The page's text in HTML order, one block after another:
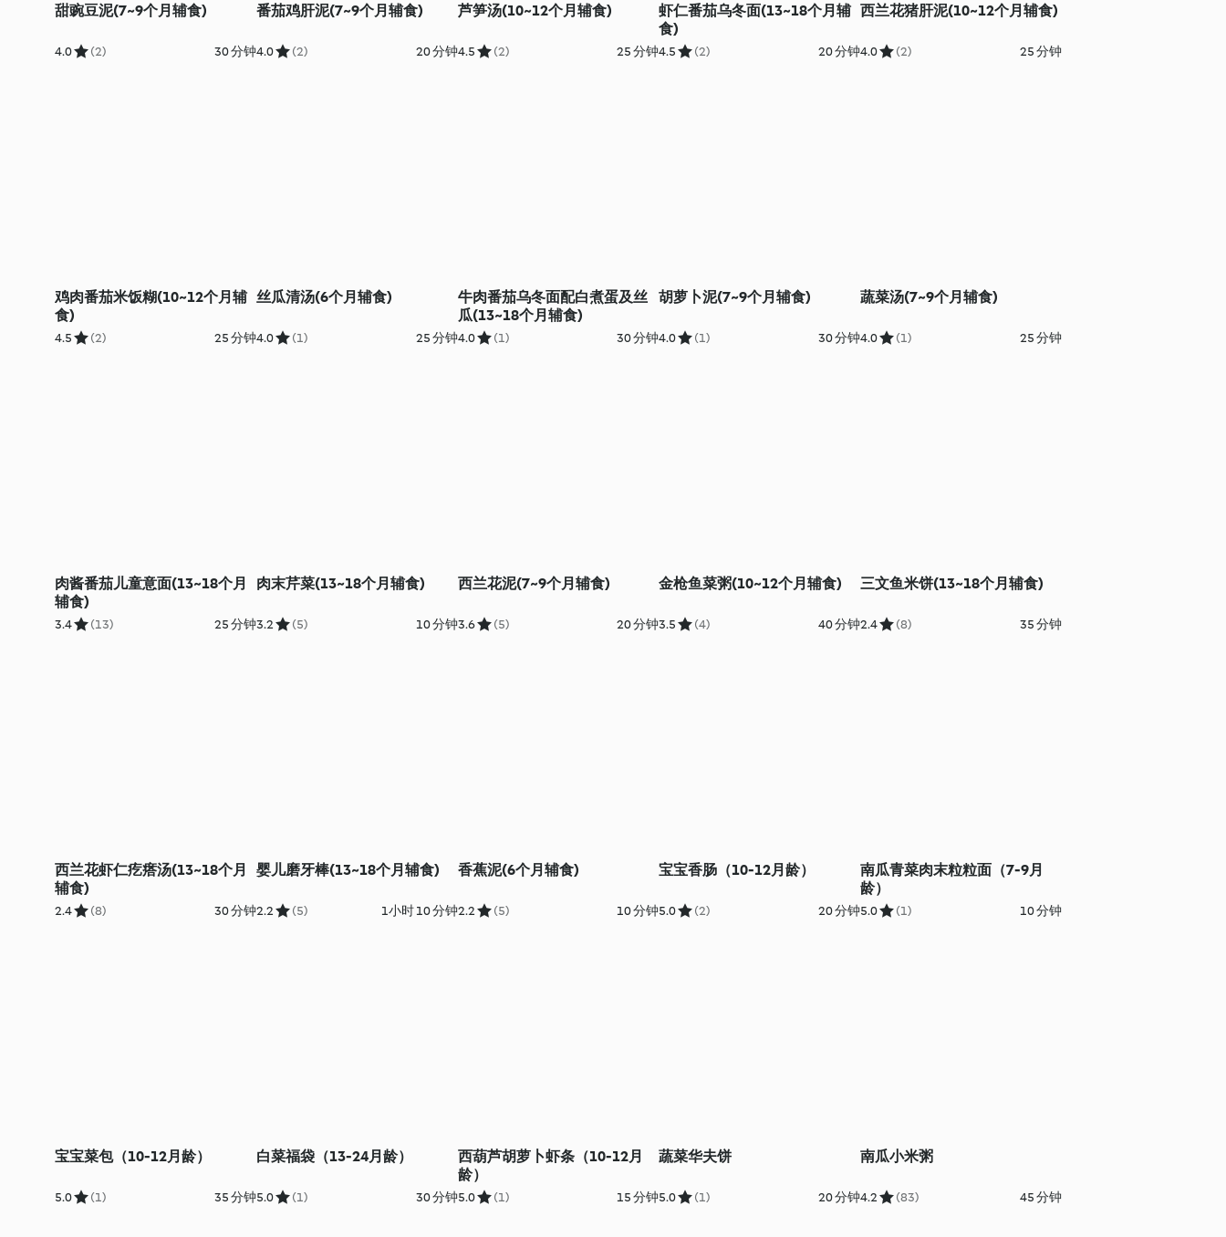
甜豌豆泥(7~9个月辅食)
4.0 (2) 30 分钟
番茄鸡肝泥(7~9个月辅食)
4.0 (2) 20 分钟
芦笋汤(10~12个月辅食)
4.5 (2) 25 分钟
虾仁番茄乌冬面(13~18个月辅
食)
4.5 (2) 20 分钟
西兰花猪肝泥(10~12个月辅食)
4.0 (2) 25 分钟
鸡肉番茄米饭糊(10~12个月辅
食)
4.5 (2) 25 分钟
丝瓜清汤(6个月辅食)
4.0 (1) 25 分钟
牛肉番茄乌冬面配白煮蛋及丝
瓜(13~18个月辅食)
4.0 (1) 30 分钟
胡萝卜泥(7~9个月辅食)
4.0 (1) 30 分钟
蔬菜汤(7~9个月辅食)
4.0 (1) 25 分钟
肉酱番茄儿童意面(13~18个月
辅食)
3.4 (13) 25 分钟
肉末芹菜(13~18个月辅食)
3.2 (5) 10 分钟
西兰花泥(7~9个月辅食)
3.6 (5) 20 分钟
金枪鱼菜粥(10~12个月辅食)
3.5 (4) 40 分钟
三文鱼米饼(13~18个月辅食)
2.4 (8) 35 分钟
西兰花虾仁疙瘩汤(13~18个月
辅食)
2.4 (8) 30 分钟
婴儿磨牙棒(13~18个月辅食)
2.2 (5) 1小时 10 分钟
香蕉泥(6个月辅食)
2.2 (5) 10 分钟
宝宝香肠（10-12月龄）
5.0 (2) 20 分钟
南瓜青菜肉末粒粒面（7-9月
龄）
5.0 (1) 10 分钟
宝宝菜包（10-12月龄）
5.0 (1) 35 分钟
白菜福袋（13-24月龄）
5.0 (1) 30 分钟
西葫芦胡萝卜虾条（10-12月
龄）
5.0 (1) 15 分钟
蔬菜华夫饼
5.0 (1) 20 分钟
南瓜小米粥
4.2 (83) 45 分钟